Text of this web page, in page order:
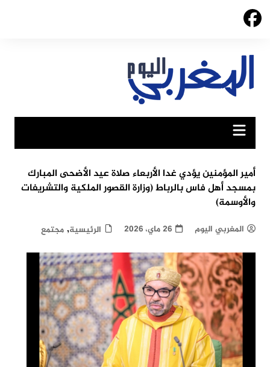
Skip
أمير المؤمنين يؤدي غدا الأربعاء صلاة عيد الأضحى المبارك
بمسجد أهل فاس بالرباط (وزارة القصور الملكية والتشريفات
والأوسمة)
المغربي اليوم 26 ماي، 2026 الرئيسية, مجتمع